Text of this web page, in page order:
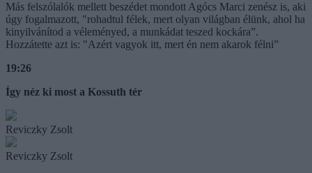
Más felszólalók mellett beszédet mondott Agócs Marci zenész is, aki
úgy fogalmazott, "rohadtul félek, mert olyan világban élünk, ahol ha
kinyilvánítod a véleményed, a munkádat teszed kockára”.
Hozzátette azt is: "Azért vagyok itt, mert én nem akarok félni”
19:26
Így néz ki most a Kossuth tér
Reviczky Zsolt
Reviczky Zsolt